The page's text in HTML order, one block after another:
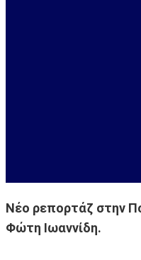
Νέο ρεπορτάζ στην
Φώτη Ιωαννίδη.